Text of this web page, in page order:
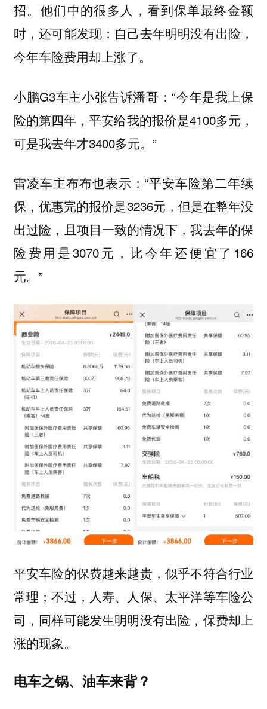
招。 他们中的很多人，看到保单最终金额
时，还可能发现：自己去年明明没有出险，
今年车险费用却上涨了。
小鹏G3车主小张告诉潘哥：“今年是我上保
险的第四年，平安给我的报价是4100多元，
可是我去年才3400多元。”
雷凌车主布布也表示：“平安车险第二年续
保，优惠完的报价是3236元，但是在整年没
出过险，且项目一致的情况下，我去年的保
险费用是3070元，比今年还便宜了166
元。”
平安车险的保费越来越贵，似乎不符合行业
常理；不过，人寿、人保、太平洋等车险公
司，同样可能发生明明没有出险，保费却上
涨的现象。
电车之锅、油车来背？